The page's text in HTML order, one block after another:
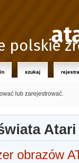
polskie
szukaj
lub zarejestrować.
Atari
obrazów